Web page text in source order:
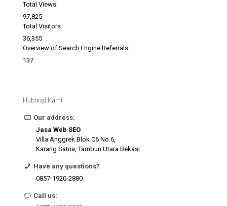
Total Views:
97,825
Total Visitors:
36,355
Overview of Search Engine Referrals:
137
Hubungi Kami
Our address:
Jasa Web SEO
Villa Anggrek Blok C6 No.6,
Karang Satria, Tambun Utara Bekasi
Have any questions?
0857-1920-2880
Call us: